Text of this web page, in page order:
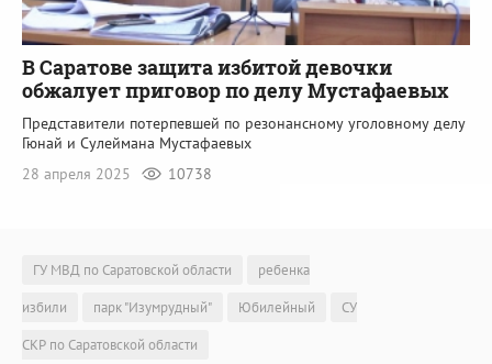
В Саратове защита избитой девочки
обжалует приговор по делу Мустафаевых
Представители потерпевшей по резонансному уголовному делу
Гюнай и Сулеймана Мустафаевых
28 апреля 2025
10738
ГУ МВД по Саратовской области
ребенка
избили
парк "Изумрудный" Юбилейный
СУ
СКР по Саратовской области